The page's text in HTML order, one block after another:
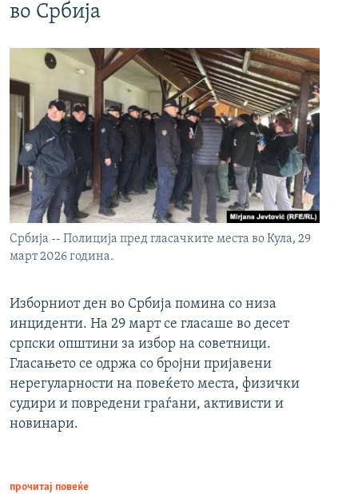
во Србија
Србија -- Полиција пред гласачките места во Кула, 29
март 2026 година.
Изборниот ден во Србија помина со низа
инциденти. На 29 март се гласаше во десет
српски општини за избор на советници.
Гласањето се одржа со бројни пријавени
нерегуларности на повеќето места, физички
судири и повредени граѓани, активисти и
новинари.
прочитај повеќе